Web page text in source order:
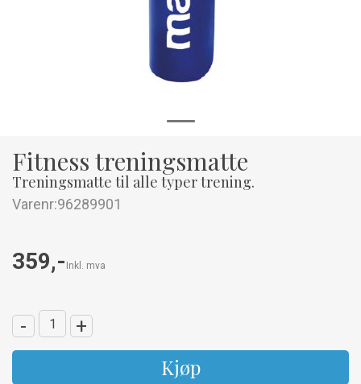
Fitness treningsmatte
Treningsmatte til alle typer trening.
Varenr:96289901
359,- Inkl. mva
- +
Kjøp